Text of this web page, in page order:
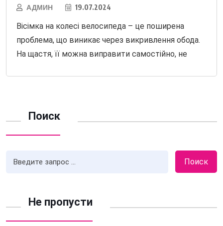
АДМИН 19.07.2024
Вісімка на колесі велосипеда – це поширена
проблема, що виникає через викривлення обода.
На щастя, її можна виправити самостійно, не
Поиск
Поиск
Не пропусти